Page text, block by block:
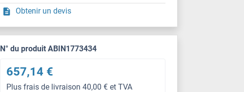
Obtenir un devis
N° du produit ABIN1773434
657,14 €
Plus frais de livraison 40,00 € et TVA